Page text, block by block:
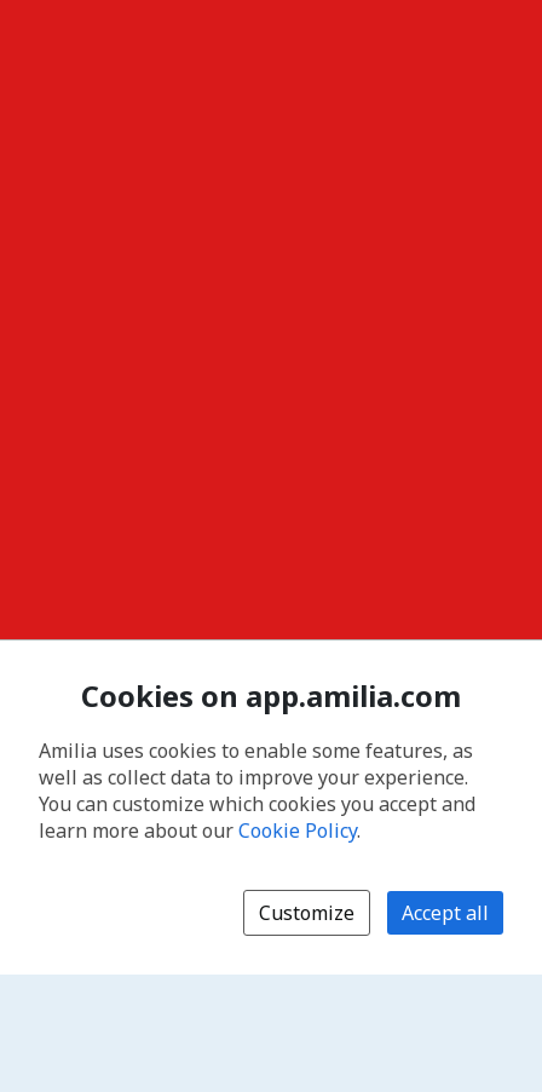
Cookies on app.amilia.com
Amilia uses cookies to enable some features, as
well as collect data to improve your experience.
You can customize which cookies you accept and
learn more about ourCookie Policy.
Customize Accept all